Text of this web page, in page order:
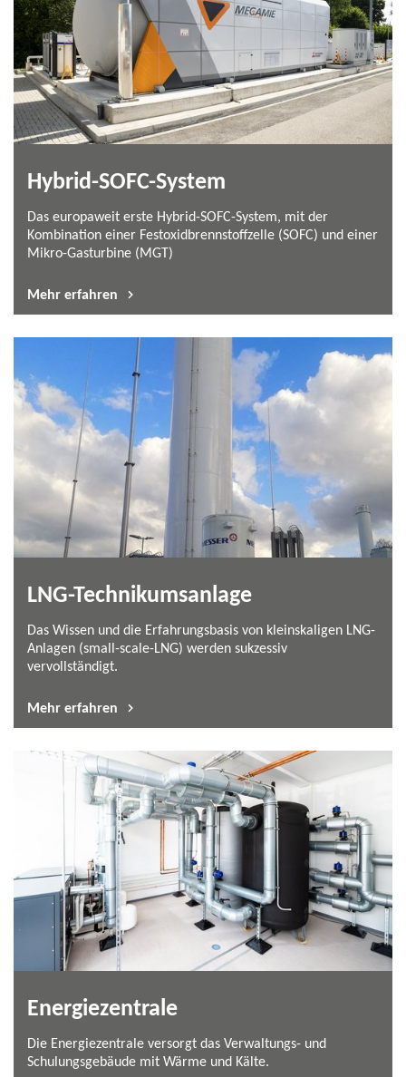
Hybrid-​SOFC-System
Das europaweit erste Hybrid-​SOFC-System, mit der
Kombination einer Festoxidbrennstoffzelle (SOFC) und einer
Mikro-​Gasturbine (MGT)
Mehr erfahren
LNG-​Technikumsanlage
Das Wissen und die Erfahrungsbasis von kleinskaligen LNG-​
Anlagen (small-​scale-LNG) werden sukzessiv
vervollständigt.
Mehr erfahren
Energiezentrale
Die Energiezentrale versorgt das Verwaltungs-​ und
Schulungsgebäude mit Wärme und Kälte.